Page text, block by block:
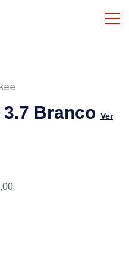
Branco Ver